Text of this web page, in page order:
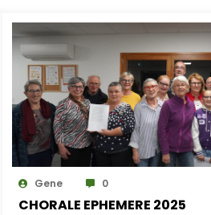
Gene 0
CHORALE EPHEMERE 2025